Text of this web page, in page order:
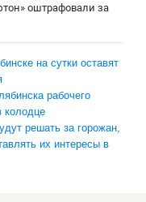
оштрафовали за
на сутки оставят
рабочего
колодце
решать за горожан,
их интересы в